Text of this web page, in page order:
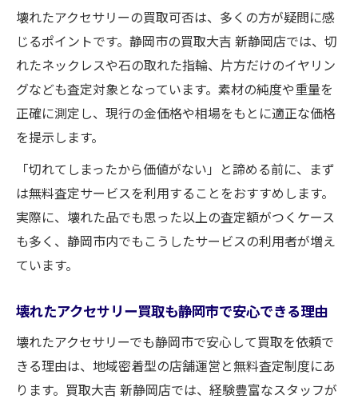
壊れたアクセサリーの買取可否は、多くの方が疑問に感
じるポイントです。静岡市の買取大吉 新静岡店では、切
れたネックレスや石の取れた指輪、片方だけのイヤリン
グなども査定対象となっています。素材の純度や重量を
正確に測定し、現行の金価格や相場をもとに適正な価格
を提示します。
「切れてしまったから価値がない」と諦める前に、まず
は無料査定サービスを利用することをおすすめします。
実際に、壊れた品でも思った以上の査定額がつくケース
も多く、静岡市内でもこうしたサービスの利用者が増え
ています。
壊れたアクセサリー買取も静岡市で安心できる理由
壊れたアクセサリーでも静岡市で安心して買取を依頼で
きる理由は、地域密着型の店舗運営と無料査定制度にあ
ります。買取大吉 新静岡店では、経験豊富なスタッフが